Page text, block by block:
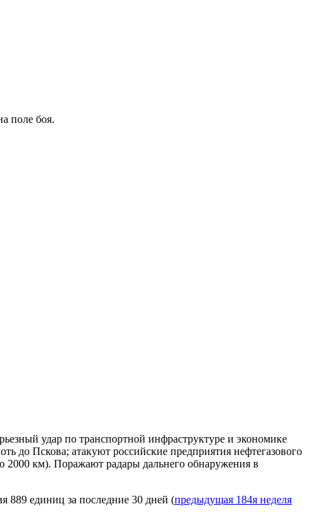
поле боя.
удар по транспортной инфраструктуре и экономике
до Пскова; атакуют российские предприятия нефтегазового
2000 км). Поражают радары дальнего обнаружения в
889 единиц за последние 30 дней (предыдущая 184я неделя